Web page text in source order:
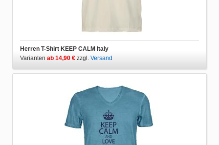
Herren T-Shirt KEEP CALM Italy
Varianten ab 14,90 € zzgl. Versand